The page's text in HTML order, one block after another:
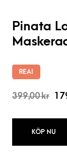
Pinata
REA!
399,00kr
KÖP NU